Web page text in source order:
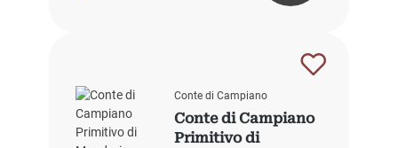
Conte di Campiano
Conte di Campiano
Primitivo di